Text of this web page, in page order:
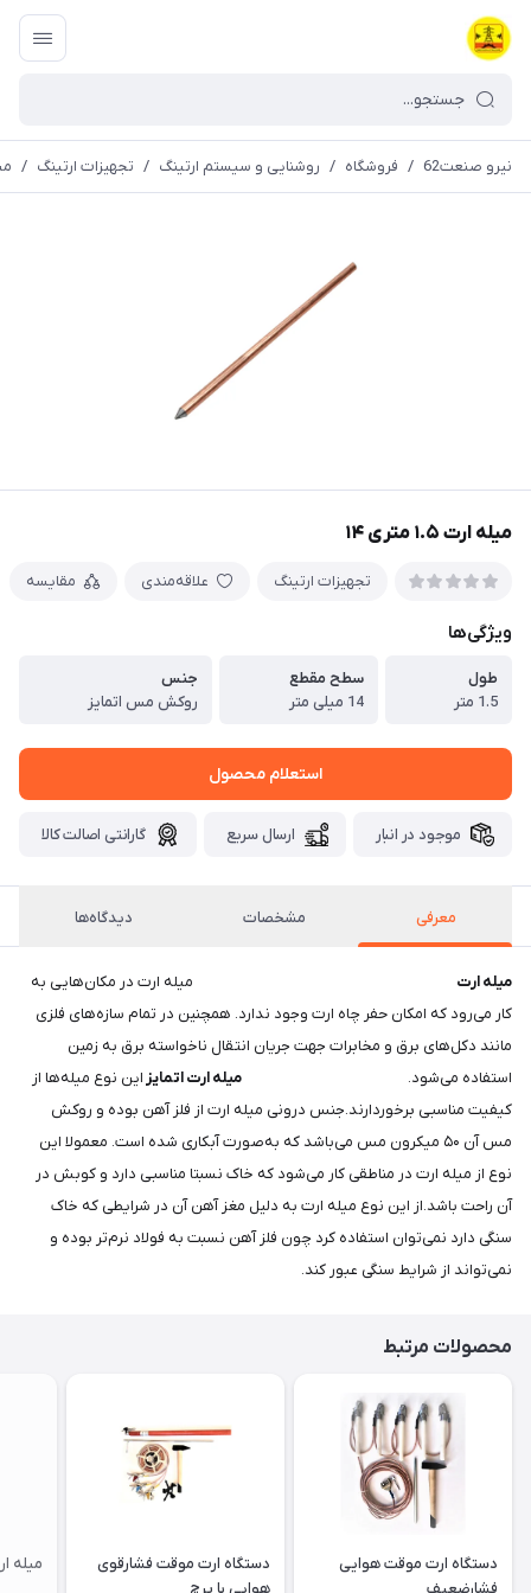
نیرو صنعت62 / فروشگاه / روشنایی و سیستم ارتینگ / تجهیزات ارتینگ /
میله ارت ۱.۵ متری ۱۴
تجهیزات ارتینگ علاقه‌مندی مقایسه
ویژگی‌ها
طول
1.5 متر
سطح مقطع
14 میلی متر
جنس
روکش مس اتمایز
استعلام محصول
موجود در انبار ارسال سریع گارانتی اصالت کالا
معرفی مشخصات دیدگاه‌ها
میله ارت
میله ارت در مکان‌هایی به
کار می‌رود که امکان حفر چاه ارت وجود ندارد. همچنین در تمام سازه‌های فلزی
مانند دکل‌های برق و مخابرات جهت جریان انتقال ناخواسته برق به زمین
استفاده می‌شود. میله ارت اتمایز این نوع میله‌ها از
کیفیت مناسبی برخوردارند.جنس درونی میله ارت از فلز آهن بوده و روکش
مس آن ۵۰ میکرون مس می‌باشد که به‌صورت آبکاری شده است. معمولا این
نوع از میله ارت در مناطقی کار می‌شود که خاک نسبتا مناسبی دارد و کوبش در
آن راحت باشد.از این نوع میله ارت به دلیل مغز آهن آن در شرایطی که خاک
سنگی دارد نمی‌توان استفاده کرد چون فلز آهن نسبت به فولاد نرم‌تر بوده و
نمی‌تواند از شرایط سنگی عبور کند.
محصولات مرتبط
دستگاه ارت موقت هوایی
فشارضعیف
دستگاه ارت موقت فشارقوی
هوایی با پرچ
میله ارت